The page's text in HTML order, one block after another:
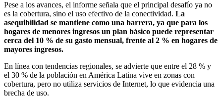
Pese a los avances, el informe señala que el principal desafío ya no
es la cobertura, sino el uso efectivo de la conectividad. La
asequibilidad se mantiene como una barrera, ya que para los
hogares de menores ingresos un plan básico puede representar
cerca del 10 % de su gasto mensual, frente al 2 % en hogares de
mayores ingresos.
En línea con tendencias regionales, se advierte que entre el 28 % y
el 30 % de la población en América Latina vive en zonas con
cobertura, pero no utiliza servicios de Internet, lo que evidencia una
brecha de uso.